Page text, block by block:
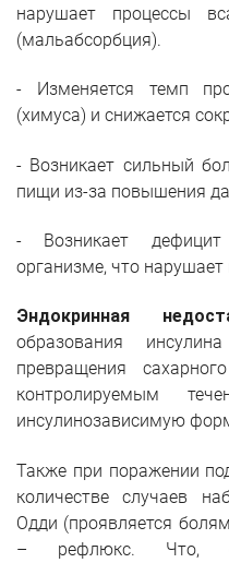
нарушает процессы
(мальабсорбция).
- Изменяется темп
(химуса) и снижается
- Возникает сильный
пищи из-за повышения
- Возникает
организме, что
Эндокринная
образования
превращения
контролируемым
инсулинозависимую
Также при поражении
количестве случаев
Одди (проявляется
– рефлюкс. Что,